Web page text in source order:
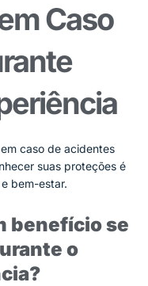
Caso
caso de acidentes
suas proteções é
bem-estar.
benefício se
o